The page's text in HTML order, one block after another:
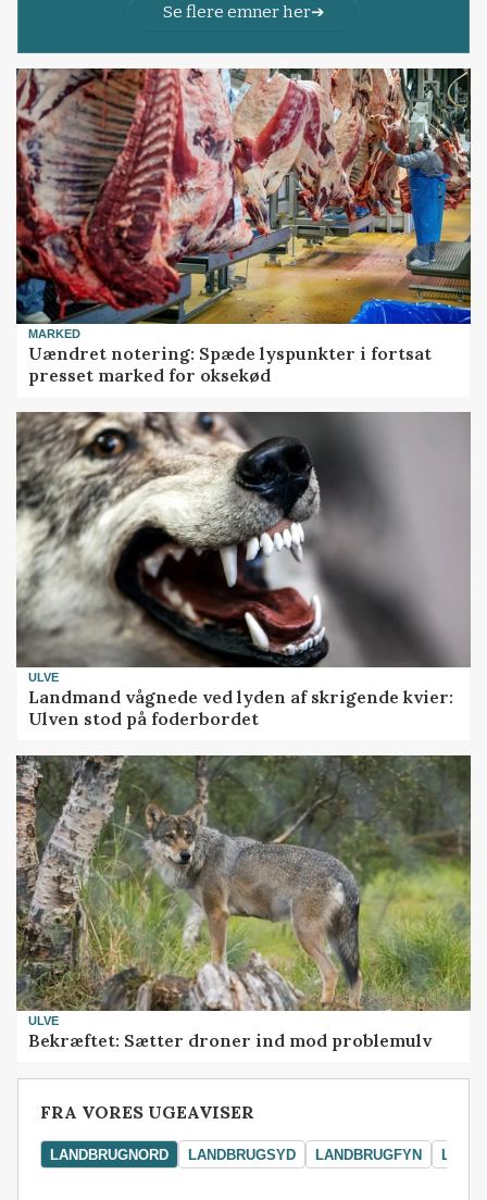
Se flere emner her
MARKED
Uændret notering: Spæde lyspunkter i fortsat
presset marked for oksekød
ULVE
Landmand vågnede ved lyden af skrigende kvier:
Ulven stod på foderbordet
ULVE
Bekræftet: Sætter droner ind mod problemulv
FRA VORES UGEAVISER
LANDBRUGNORD LANDBRUGSYD LANDBRUGFYN